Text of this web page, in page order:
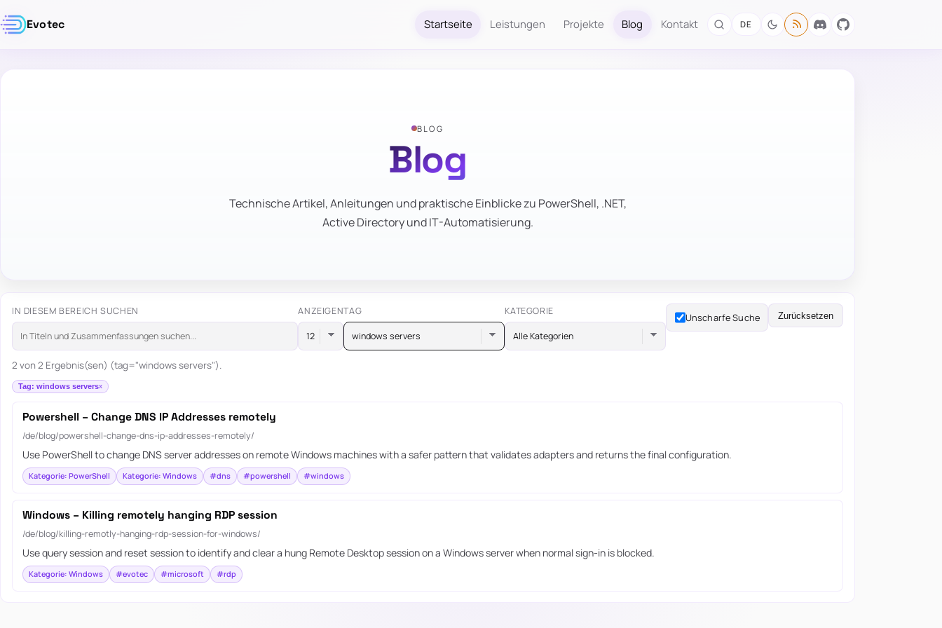
Evotec Startseite Leistungen Projekte Blog Kontakt DE
BLOG
Blog
Technische Artikel, Anleitungen und praktische Einblicke zu PowerShell, .NET,
Active Directory und IT-Automatisierung.
IN DIESEM BEREICH SUCHEN ANZEIGENTAG
windows servers
KATEGORIE
Alle Kategorien
Unscharfe Suche Zurücksetzen
2 von 2 Ergebnis(sen) (tag="windows servers").
Tag: windows servers
Powershell – Change DNS IP Addresses remotely
/de/blog/powershell-change-dns-ip-addresses-remotely/
Use PowerShell to change DNS server addresses on remote Windows machines with a safer pattern that validates adapters and returns the final configuration.
Kategorie: PowerShell Kategorie: Windows #dns #powershell #windows
Windows – Killing remotely hanging RDP session
/de/blog/killing-remotly-hanging-rdp-session-for-windows/
Use query session and reset session to identify and clear a hung Remote Desktop session on a Windows server when normal sign-in is blocked.
Kategorie: Windows #evotec #microsoft #rdp